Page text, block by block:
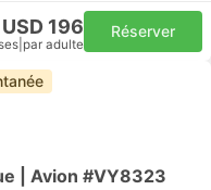
USD 196
par adulte
Réserver
| Avion #VY8323